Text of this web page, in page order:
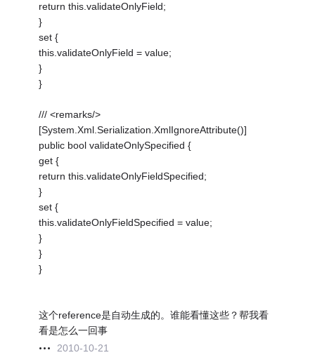
return this.validateOnlyField;
}
set {
this.validateOnlyField = value;
}
}
/// <remarks/>
[System.Xml.Serialization.XmlIgnoreAttribute()]
public bool validateOnlySpecified {
get {
return this.validateOnlyFieldSpecified;
}
set {
this.validateOnlyFieldSpecified = value;
}
}
}
这个reference是自动生成的。谁能看懂这些？帮我看
看是怎么一回事
2010-10-21